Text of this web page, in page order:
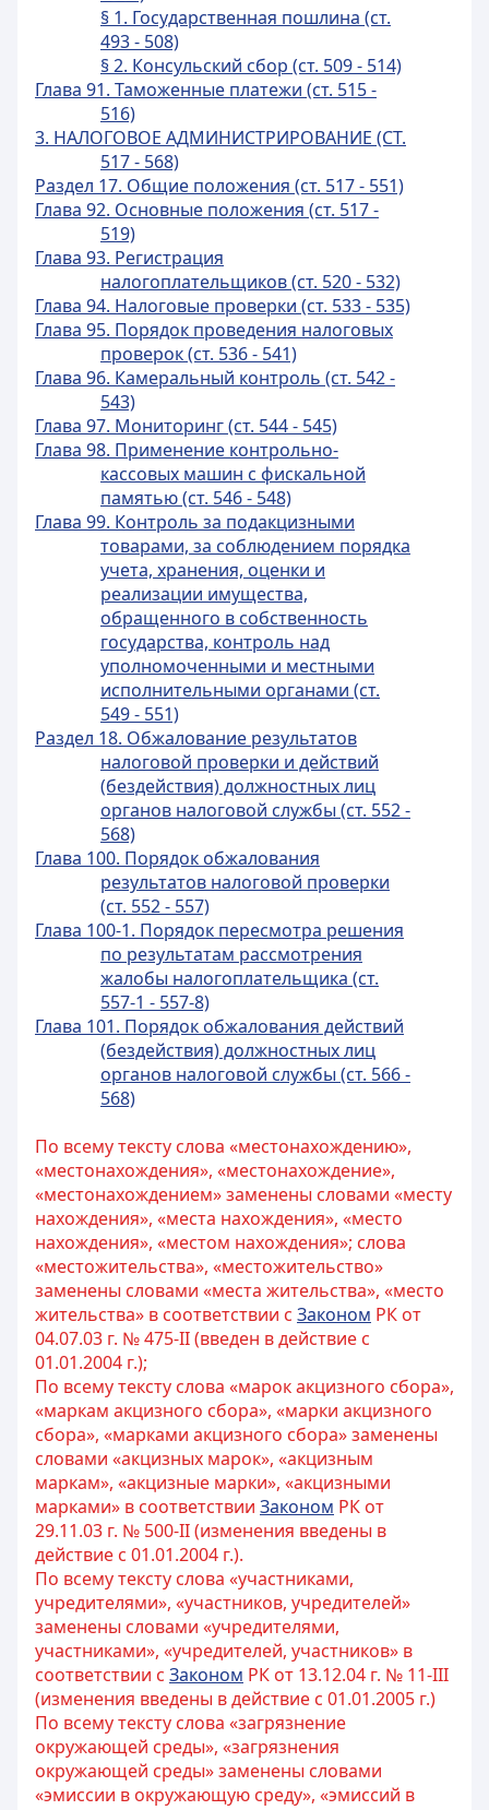
§ 1. Государственная пошлина (ст.
493 - 508)
§ 2. Консульский сбор (ст. 509 - 514)
Глава 91. Таможенные платежи (ст. 515 -
516)
3. НАЛОГОВОЕ АДМИНИСТРИРОВАНИЕ (СТ.
517 - 568)
Раздел 17. Общие положения (ст. 517 - 551)
Глава 92. Основные положения (ст. 517 -
519)
Глава 93. Регистрация
налогоплательщиков (ст. 520 - 532)
Глава 94. Налоговые проверки (ст. 533 - 535)
Глава 95. Порядок проведения налоговых
проверок (ст. 536 - 541)
Глава 96. Камеральный контроль (ст. 542 -
543)
Глава 97. Мониторинг (ст. 544 - 545)
Глава 98. Применение контрольно-
кассовых машин с фискальной
памятью (ст. 546 - 548)
Глава 99. Контроль за подакцизными
товарами, за соблюдением порядка
учета, хранения, оценки и
реализации имущества,
обращенного в собственность
государства, контроль над
уполномоченными и местными
исполнительными органами (ст.
549 - 551)
Раздел 18. Обжалование результатов
налоговой проверки и действий
(бездействия) должностных лиц
органов налоговой службы (ст. 552 -
568)
Глава 100. Порядок обжалования
результатов налоговой проверки
(ст. 552 - 557)
Глава 100-1. Порядок пересмотра решения
по результатам рассмотрения
жалобы налогоплательщика (ст.
557-1 - 557-8)
Глава 101. Порядок обжалования действий
(бездействия) должностных лиц
органов налоговой службы (ст. 566 -
568)
По всему тексту слова «местонахождению»,
«местонахождения», «местонахождение»,
«местонахождением» заменены словами «месту
нахождения», «места нахождения», «место
нахождения», «местом нахождения»; слова
«местожительства», «местожительство»
заменены словами «места жительства», «место
жительства» в соответствии с Законом РК от
04.07.03 г. № 475-II (введен в действие с
01.01.2004 г.);
По всему тексту слова «марок акцизного сбора»,
«маркам акцизного сбора», «марки акцизного
сбора», «марками акцизного сбора» заменены
словами «акцизных марок», «акцизным
маркам», «акцизные марки», «акцизными
марками» в соответствии Законом РК от
29.11.03 г. № 500-II (изменения введены в
действие с 01.01.2004 г.).
По всему тексту слова «участниками,
учредителями», «участников, учредителей»
заменены словами «учредителями,
участниками», «учредителей, участников» в
соответствии с Законом РК от 13.12.04 г. № 11-III
(изменения введены в действие с 01.01.2005 г.)
По всему тексту слова «загрязнение
окружающей среды», «загрязнения
окружающей среды» заменены словами
«эмиссии в окружающую среду», «эмиссий в